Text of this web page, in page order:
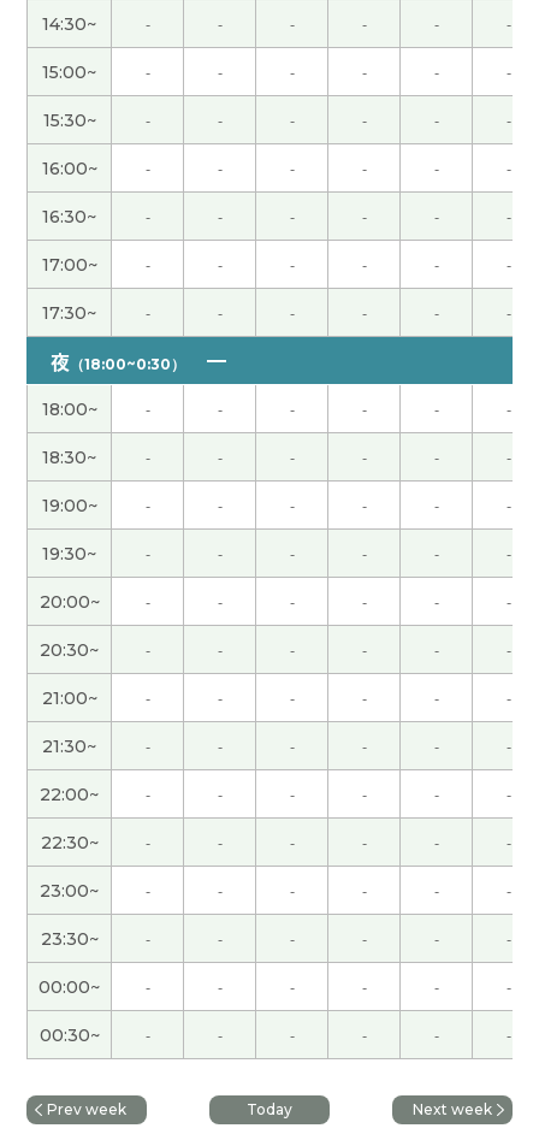
当时我很着急，但现在很怀念。 久违地想去大连看
看。 谢谢老师，这节课也很有趣。
教育孩子当然很难。不知不觉孩子长大了。父母知
道孩子和平时不一样。觉得家家有本难念的经。解
决的方式有很多种。下次见吧。( 男性 )
谢谢！我很开心!下次也请多多关照
非常感謝 下次見 ( 40代 男性 )
谢谢老师给我上课。我很高兴跟您上课。我很期待
下次再见！( 女性 )
谢谢你！ 下次去中国的时候我一定试试你说的养生
水，味道不好喝也没关系，想着对身体好就行了。
到时候再见啦，我很期待。( 40代 男性 )
在中国和日本找新的房子都很辛苦呢。 从那以后找
到好房子了吗？ 我希望老师能找到一间好房子。 谢
谢老师，这节课也很开心。
( 50代 男性 )
非常感謝 我和你聊旅行真的很有趣。 下次見( 40代
男性 )
我一直很期待黄金周的开始，但一开始就转眼就结
束了😅
( 女性 )
谢谢老师！！
谢谢老师耐心的指导！认识您很高兴，很有怀念大
连！
謝謝老師的幫助！真的好久不見了！聊得很開心！
期待下次與老師再聊！( 男性 )
14:30~ - - - - - -
15:00~ - - - - - -
15:30~ - - - - - -
16:00~ - - - - - -
16:30~ - - - - - -
17:00~ - - - - - -
17:30~ - - - - - -
夜 （18:00~0:30）
18:00~ - - - - - -
18:30~ - - - - - -
19:00~ - - - - - -
19:30~ - - - - - -
20:00~ - - - - - -
20:30~ - - - - - -
21:00~ - - - - - -
21:30~ - - - - - -
22:00~ - - - - - -
22:30~ - - - - - -
23:00~ - - - - - -
23:30~ - - - - - -
00:00~ - - - - - -
00:30~ - - - - - -
Prev week Today Next week